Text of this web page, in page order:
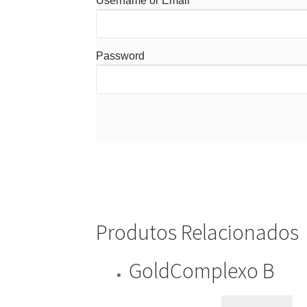
Password
Produtos Relacionados
GoldComplexo B